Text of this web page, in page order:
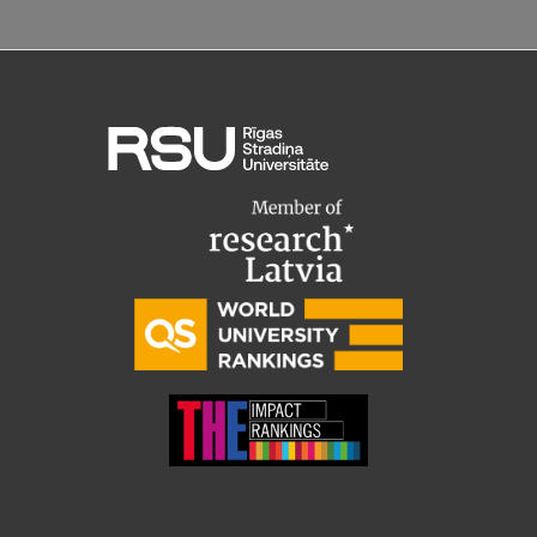
Profesionālās pilnveides kursi
ESF kvalifikācijas celšanas kursi
Pedagoģiskās izaugsmes centrs
Kvalifikācijas atbilstības pārbaude
Pētniecība